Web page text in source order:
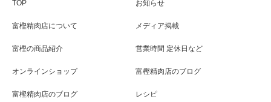
TOP
富樫精肉店について
富樫の商品紹介
オンラインショップ
富樫精肉店のブログ
お知らせ
メディア掲載
営業時間 定休日など
富樫精肉店のブログ
レシピ